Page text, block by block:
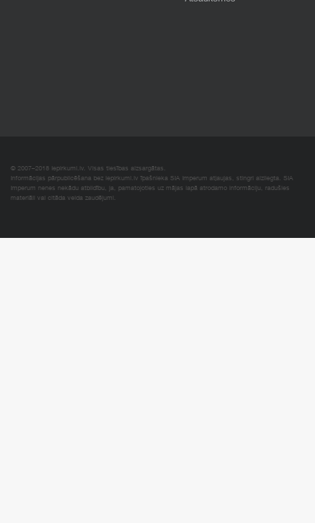
© 2007–2018 Iepirkumi.lv. Visas tiesības aizsargātas.
Informācijas pārpublicēšana bez iepirkumi.lv īpašnieka SIA Imperum atļaujas, stingri aizliegta. SIA
Imperum nenes nekādu atbildību, ja, pamatojoties uz mājas lapā atrodamo informāciju, radušies
materiāli vai citāda veida zaudējumi.